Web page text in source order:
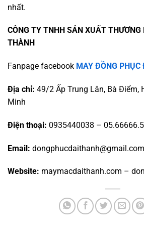
nhất.
CÔNG TY TNHH SẢN XUẤT
THÀNH
Fanpage facebook MAY ĐỒNG
Địa chỉ: 49/2 Ấp Trung Lân, Bà Điểm,
Minh
Điện thoại: 0935440038 –
Email: dongphucdaithanh@gmail.com
Website: maymacdaithanh.com –